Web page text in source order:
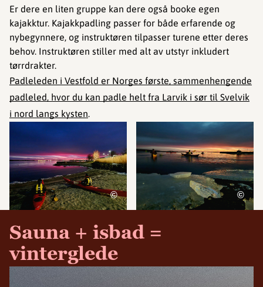
Er dere en liten gruppe kan dere også booke egen
kajakktur. Kajakkpadling passer for både erfarende og
nybegynnere, og instruktøren tilpasser turene etter deres
behov. Instruktøren stiller med alt av utstyr inkludert
tørrdrakter.
Padleleden i Vestfold er Norges første, sammenhengende
padleled, hvor du kan padle helt fra Larvik i sør til Svelvik
i nord langs kysten.
© ©
Sauna + isbad =
vinterglede